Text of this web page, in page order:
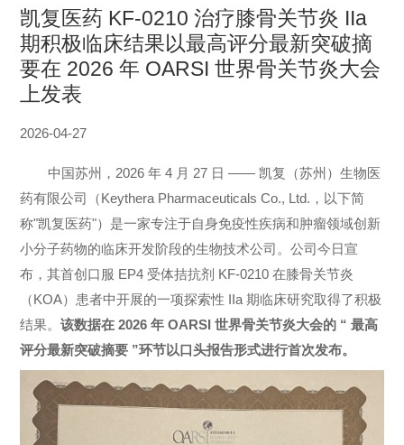
凯复医药 KF-0210 治疗膝骨关节炎 IIa
期积极临床结果以最高评分最新突破摘
要在 2026 年 OARSI 世界骨关节炎大会
上发表
2026-04-27
中国苏州，2026 年 4 月 27 日 —— 凯复（苏州）生物医
药有限公司（Keythera Pharmaceuticals Co., Ltd.，以下简
称"凯复医药"）是一家专注于自身免疫性疾病和肿瘤领域创新
小分子药物的临床开发阶段的生物技术公司。公司今日宣
布，其首创口服 EP4 受体拮抗剂 KF-0210 在膝骨关节炎
（KOA）患者中开展的一项探索性 IIa 期临床研究取得了积极
结果。该数据在 2026 年 OARSI 世界骨关节炎大会的 “ 最高
评分最新突破摘要 ”环节以口头报告形式进行首次发布。